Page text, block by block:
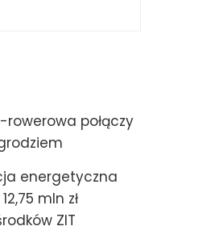
rowerowa połączy
energetyczna
mln zł
ZIT